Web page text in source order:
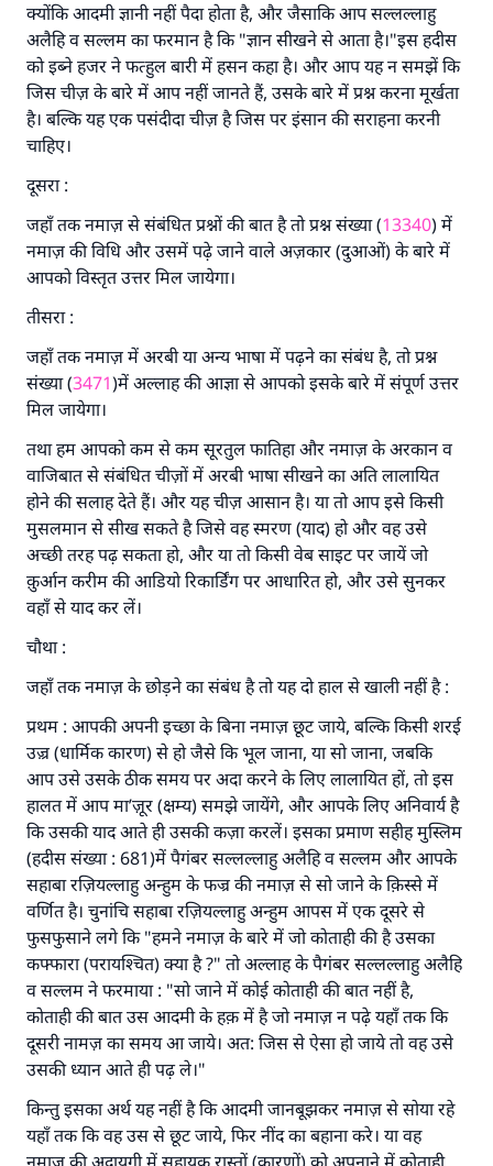
क्योंकि आदमी ज्ञानी नहीं पैदा होता है, और जैसाकि आप सल्लल्लाहु
अलैहि व सल्लम का फरमान है कि "ज्ञान सीखने से आता है।"इस हदीस
को इब्ने हजर ने फत्हुल बारी में हसन कहा है। और आप यह न समझें कि
जिस चीज़ के बारे में आप नहीं जानते हैं, उसके बारे में प्रश्न करना मूर्खता
है। बल्कि यह एक पसंदीदा चीज़ है जिस पर इंसान की सराहना करनी
चाहिए।
दूसरा :
जहाँ तक नमाज़ से संबंधित प्रश्नों की बात है तो प्रश्न संख्या (13340) में
नमाज़ की विधि और उसमें पढ़े जाने वाले अज़कार (दुआओं) के बारे में
आपको विस्तृत उत्तर मिल जायेगा।
तीसरा :
जहाँ तक नमाज़ में अरबी या अन्य भाषा में पढ़ने का संबंध है, तो प्रश्न
संख्या (3471)में अल्लाह की आज्ञा से आपको इसके बारे में संपूर्ण उत्तर
मिल जायेगा।
तथा हम आपको कम से कम सूरतुल फातिहा और नमाज़ के अरकान व
वाजिबात से संबंधित चीज़ों में अरबी भाषा सीखने का अति लालायित
होने की सलाह देते हैं। और यह चीज़ आसान है। या तो आप इसे किसी
मुसलमान से सीख सकते है जिसे वह स्मरण (याद) हो और वह उसे
अच्छी तरह पढ़ सकता हो, और या तो किसी वेब साइट पर जायें जो
क़ुर्आन करीम की आडियो रिकार्डिंग पर आधारित हो, और उसे सुनकर
वहाँ से याद कर लें।
चौथा :
जहाँ तक नमाज़ के छोड़ने का संबंध है तो यह दो हाल से खाली नहीं है :
प्रथम : आपकी अपनी इच्छा के बिना नमाज़ छूट जाये, बल्कि किसी शरई
उज़्र (धार्मिक कारण) से हो जैसे कि भूल जाना, या सो जाना, जबकि
आप उसे उसके ठीक समय पर अदा करने के लिए लालायित हों, तो इस
हालत में आप मा’ज़ूर (क्षम्य) समझे जायेंगे, और आपके लिए अनिवार्य है
कि उसकी याद आते ही उसकी कज़ा करलें। इसका प्रमाण सहीह मुस्लिम
(हदीस संख्या : 681)में पैगंबर सल्लल्लाहु अलैहि व सल्लम और आपके
सहाबा रज़ियल्लाहु अन्हुम के फज्र की नमाज़ से सो जाने के क़िस्से में
वर्णित है। चुनांचि सहाबा रज़ियल्लाहु अन्हुम आपस में एक दूसरे से
फुसफुसाने लगे कि "हमने नमाज़ के बारे में जो कोताही की है उसका
कफ्फारा (परायश्चित) क्या है ?" तो अल्लाह के पैगंबर सल्लल्लाहु अलैहि
व सल्लम ने फरमाया : "सो जाने में कोई कोताही की बात नहीं है,
कोताही की बात उस आदमी के हक़ में है जो नमाज़ न पढ़े यहाँ तक कि
दूसरी नामज़ का समय आ जाये। अत: जिस से ऐसा हो जाये तो वह उसे
उसकी ध्यान आते ही पढ़ ले।"
किन्तु इसका अर्थ यह नहीं है कि आदमी जानबूझकर नमाज़ से सोया रहे
यहाँ तक कि वह उस से छूट जाये, फिर नींद का बहाना करे। या वह
उत्तर संख्या 110845 ने एक शादी बचाई।.